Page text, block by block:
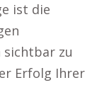
ist die
sichtbar zu
Erfolg Ihrer